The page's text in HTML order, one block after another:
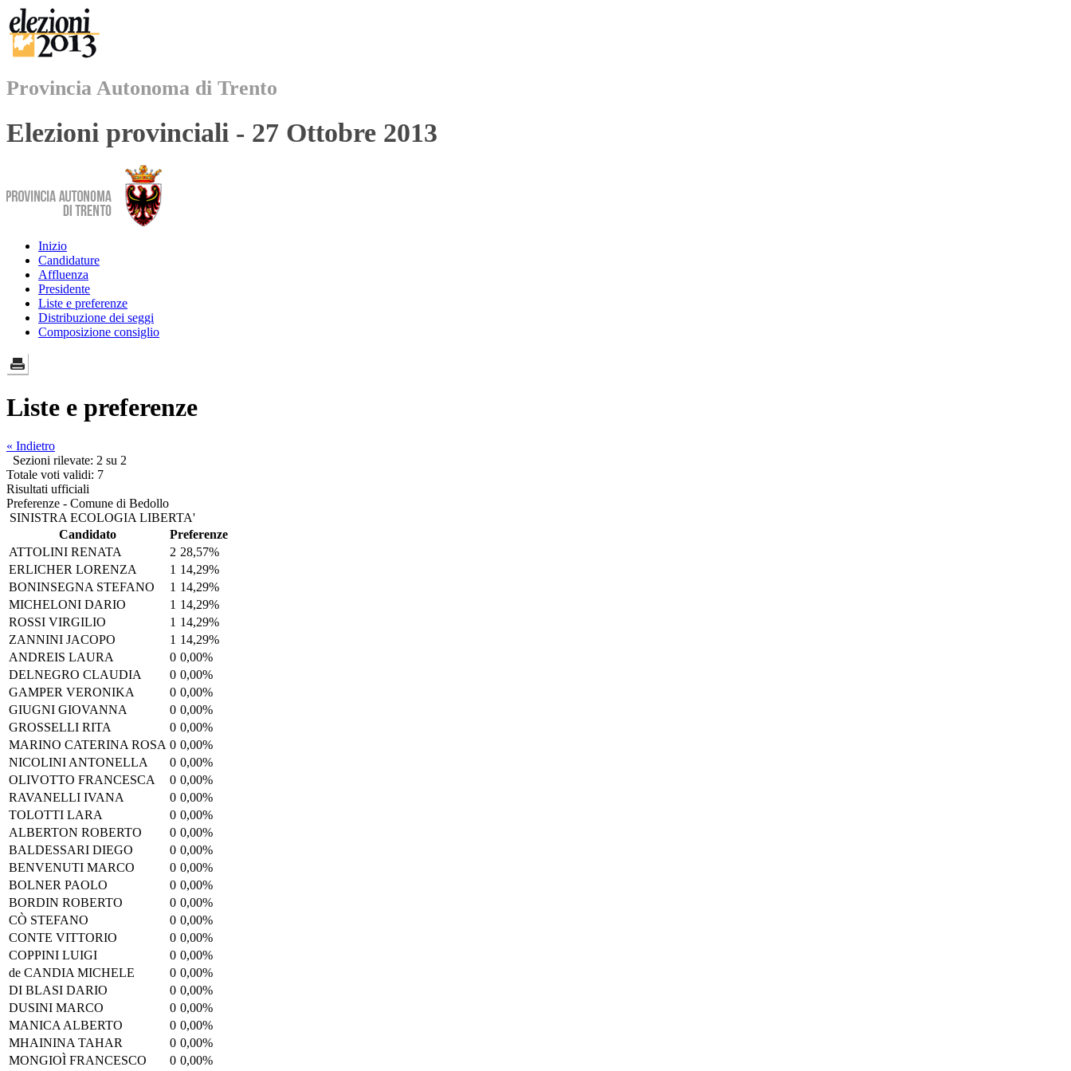
Provincia Autonoma di Trento
Elezioni provinciali - 27 Ottobre 2013
Inizio
Candidature
Affluenza
Presidente
Liste e preferenze
Distribuzione dei seggi
Composizione consiglio
Liste e preferenze
« Indietro
Sezioni rilevate: 2 su 2
Totale voti validi: 7
Risultati ufficiali
Preferenze - Comune di Bedollo
SINISTRA ECOLOGIA LIBERTA'
Candidato
Preferenze
ATTOLINI RENATA
2 28,57%
ERLICHER LORENZA
1 14,29%
BONINSEGNA STEFANO
1 14,29%
MICHELONI DARIO
1 14,29%
ROSSI VIRGILIO
1 14,29%
ZANNINI JACOPO
1 14,29%
ANDREIS LAURA
0 0,00%
DELNEGRO CLAUDIA
0 0,00%
GAMPER VERONIKA
0 0,00%
GIUGNI GIOVANNA
0 0,00%
GROSSELLI RITA
0 0,00%
MARINO CATERINA ROSA 0 0,00%
NICOLINI ANTONELLA
0 0,00%
OLIVOTTO FRANCESCA
0 0,00%
RAVANELLI IVANA
0 0,00%
TOLOTTI LARA
0 0,00%
ALBERTON ROBERTO
0 0,00%
BALDESSARI DIEGO
0 0,00%
BENVENUTI MARCO
0 0,00%
BOLNER PAOLO
0 0,00%
BORDIN ROBERTO
0 0,00%
CÒ STEFANO
0 0,00%
CONTE VITTORIO
0 0,00%
COPPINI LUIGI
0 0,00%
de CANDIA MICHELE
0 0,00%
DI BLASI DARIO
0 0,00%
DUSINI MARCO
0 0,00%
MANICA ALBERTO
0 0,00%
MHAININA TAHAR
0 0,00%
MONGIOÌ FRANCESCO
0 0,00%